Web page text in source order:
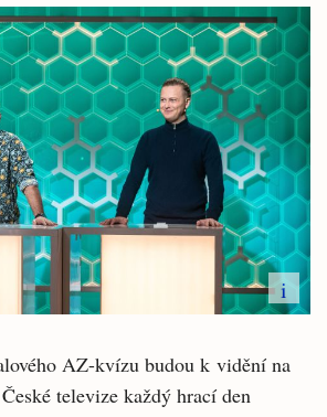
i
AZ-kvízu budou k vidění na
televize každý hrací den